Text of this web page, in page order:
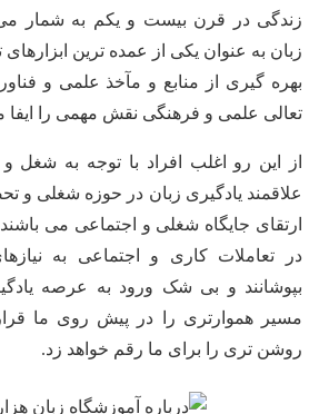
زندگی در قرن بیست و یکم به شمار می
زبان به عنوان یکی از عمده ترین ابزارهای
بهره گیری از منابع و مآخذ علمی و
تعالی علمی و فرهنگی نقش مهمی را ایفا می
از این رو اغلب افراد با توجه به شغل و
علاقمند یادگیری زبان در حوزه شغلی و
ارتقای جایگاه شغلی و اجتماعی می باشند تا
در تعاملات کاری و اجتماعی به
بپوشانند و بی شک ورود به عرصه
مسیر هموارتری را در پیش روی ما قرار
روشن تری را برای ما رقم خواهد زد.